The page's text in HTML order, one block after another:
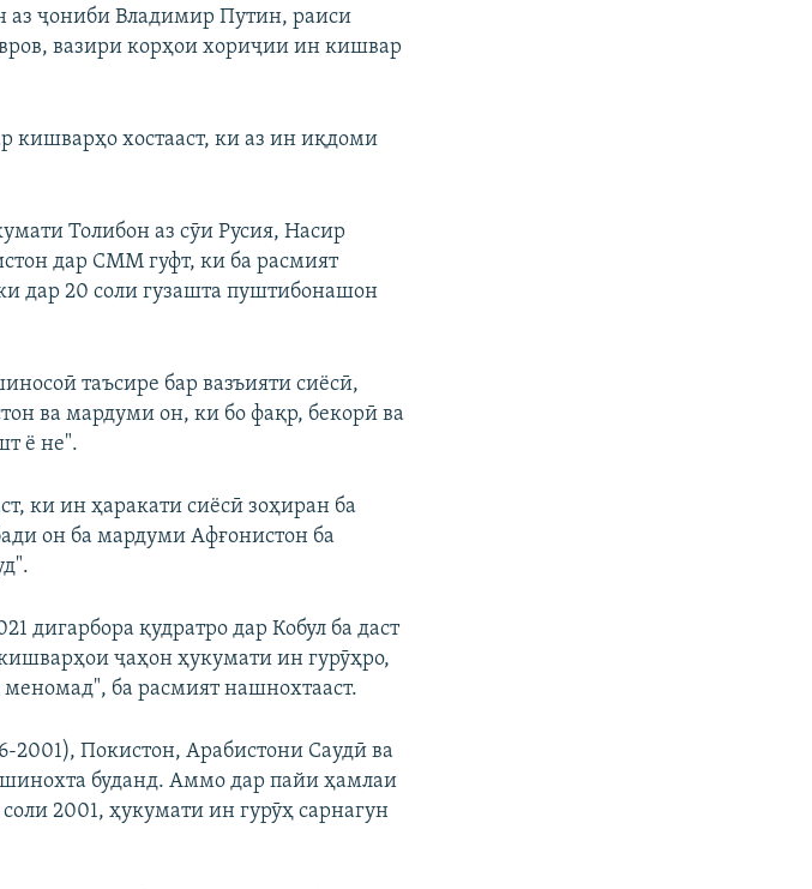
аз ҷониби Владимир Путин, раиси
вазири корҳои хориҷии ин кишвар
кишварҳо хостааст, ки аз ин иқдоми
Толибон аз сӯи Русия, Насир
дар СММ гуфт, ки ба расмият
дар 20 соли гузашта пуштибонашон
таъсире бар вазъияти сиёсӣ,
ва мардуми он, ки бо фақр, бекорӣ ва
ё не".
ки ин ҳаракати сиёсӣ зоҳиран ба
он ба мардуми Афғонистон ба
дигарбора қудратро дар Кобул ба даст
ҷаҳон ҳукумати ин гурӯҳро,
ба расмият нашнохтааст.
2001), Покистон, Арабистони Саудӣ ва
буданд. Аммо дар пайи ҳамлаи
2001, ҳукумати ин гурӯҳ сарнагун